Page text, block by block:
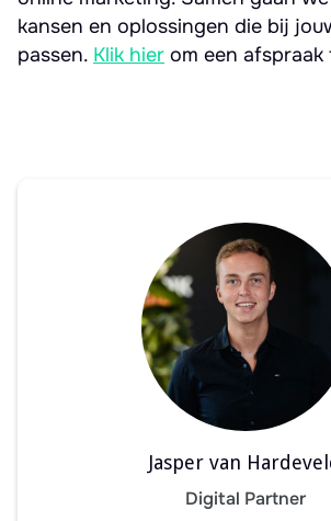
kansen en oplossingen die bij
passen. Klik hier om een afspraak
Jasper van
Digital Partner